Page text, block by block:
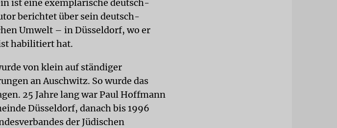
ist eine exemplarische deutsch-
berichtet über sein deutsch-
Umwelt – in Düsseldorf, wo er
habilitiert hat.
von klein auf ständiger
an Auschwitz. So wurde das
25 Jahre lang war Paul Hoffmann
Düsseldorf, danach bis 1996
der Jüdischen